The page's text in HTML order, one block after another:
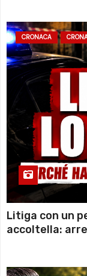
CRONACA
Litiga con un
accoltella: